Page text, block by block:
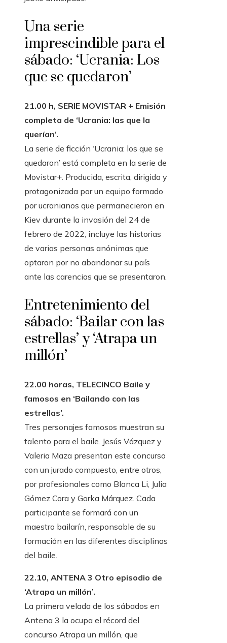
Una serie
imprescindible para el
sábado: ‘Ucrania: Los
que se quedaron’
21.00 h, SERIE MOVISTAR + Emisión
completa de ‘Ucrania: las que la
querían’.
La serie de ficción ‘Ucrania: los que se
quedaron’ está completa en la serie de
Movistar+. Producida, escrita, dirigida y
protagonizada por un equipo formado
por ucranianos que permanecieron en
Kiev durante la invasión del 24 de
febrero de 2022, incluye las historias
de varias personas anónimas que
optaron por no abandonar su país
ante las carencias que se presentaron.
Entretenimiento del
sábado: ‘Bailar con las
estrellas’ y ‘Atrapa un
millón’
22.00 horas, TELECINCO Baile y
famosos en ‘Bailando con las
estrellas’.
Tres personajes famosos muestran su
talento para el baile. Jesús Vázquez y
Valeria Maza presentan este concurso
con un jurado compuesto, entre otros,
por profesionales como Blanca Li, Julia
Gómez Cora y Gorka Márquez. Cada
participante se formará con un
maestro bailarín, responsable de su
formación en las diferentes disciplinas
del baile.
22.10, ANTENA 3 Otro episodio de
‘Atrapa un millón’.
La primera velada de los sábados en
Antena 3 la ocupa el récord del
concurso Atrapa un millón, que